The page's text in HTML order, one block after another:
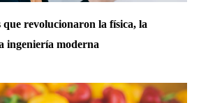
que revolucionaron la física, la
ingeniería moderna